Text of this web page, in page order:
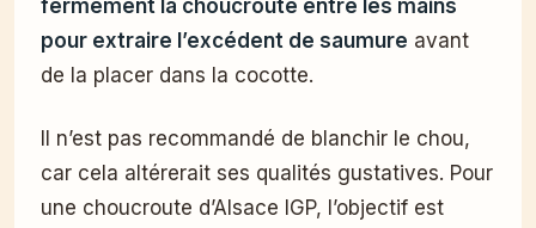
fermement la choucroute entre les mains
pour extraire l’excédent de saumure avant
de la placer dans la cocotte.
Il n’est pas recommandé de blanchir le chou,
car cela altérerait ses qualités gustatives. Pour
une choucroute d’Alsace IGP, l’objectif est